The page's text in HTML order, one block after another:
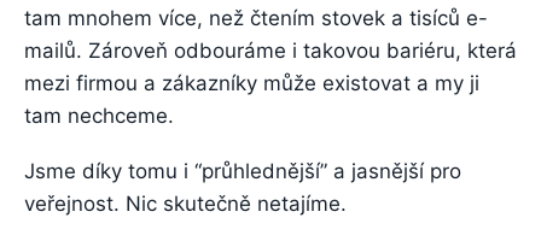
tam mnohem více, než čtením stovek a tisíců e-
mailů. Zároveň odbouráme i takovou bariéru, která
mezi firmou a zákazníky může existovat a my ji
tam nechceme.
Jsme díky tomu i “průhlednější” a jasnější pro
veřejnost. Nic skutečně netajíme.